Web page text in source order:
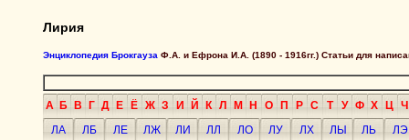
Лирия
Энциклопедия Брокгауза Ф.А. и Ефрона И.А. (1890 - 1916гг.) Статьи для
А Б В Г Д Е Ё Ж З И Й К Л М Н О П Р С Т У Ф Х Ц Ч
ЛА
ЛБ ЛЕ ЛЖ ЛИ ЛЛ ЛО ЛУ ЛХ ЛЫ ЛЬ
ЛЭ